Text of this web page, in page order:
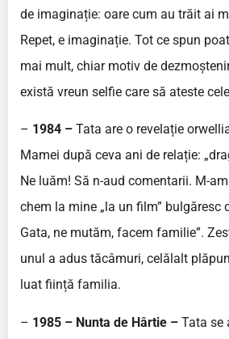
de imaginație: oare cum au trăit ai
Repet, e imaginație. Tot ce spun
mai mult, chiar motiv de
există vreun selfie care să ateste
– 1984 – Tata are o revelație
Mamei după ceva ani de relație:
Ne luăm! Să n-aud comentarii. M-
chem la mine „la un film” bulgăresc
Gata, ne mutăm, facem familie”.
unul a adus tăcâmuri, celălalt
luat ființă familia.
– 1985 – Nunta de Hârtie – Tata se